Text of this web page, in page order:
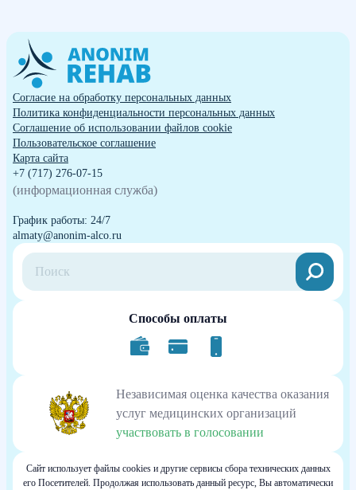
Согласие на обработку персональных данных
Политика конфиденциальности персональных данных
Cоглашение об использовании файлов cookie
Пользовательское соглашение
Карта сайта
+7 (717) 276-07-15
(информационная служба)
График работы: 24/7
almaty@anonim-alco.ru
Способы оплаты
Независимая оценка качества оказания
услуг медицинских организаций
участвовать в голосовании
Сайт использует файлы cookies и другие сервисы сбора технических данных
его Посетителей. Продолжая использовать данный ресурс, Вы автоматически